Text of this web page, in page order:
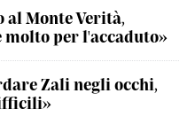
al Monte Verità,
molto per l'accaduto»
Zali negli occhi,